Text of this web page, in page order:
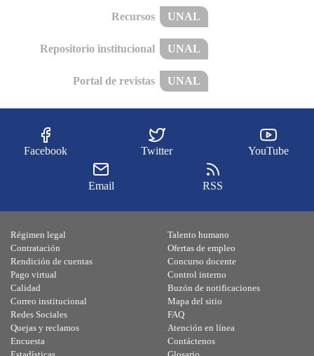
Recursos UNAL
Repositorio institucional UNAL
Portal de revistas UNAL
Facebook Twitter YouTube
Email RSS
Régimen legal
Contratación
Rendición de cuentas
Pago virtual
Calidad
Talento humano
Ofertas de empleo
Concurso docente
Control interno
Buzón de notificaciones
Correo institucional
Redes Sociales
Quejas y reclamos
Encuesta
Mapa del sitio
FAQ
Atención en línea
Contáctenos